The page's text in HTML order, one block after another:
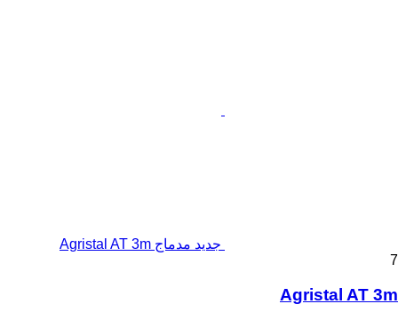
جديد مدماج Agristal AT 3m
7
Agristal AT 3m